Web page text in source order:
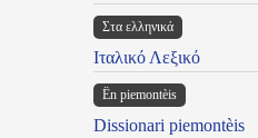
Στα ελληνικά
Ιταλικό Λεξικό
Ën piemontèis
Dissionari piemontèis